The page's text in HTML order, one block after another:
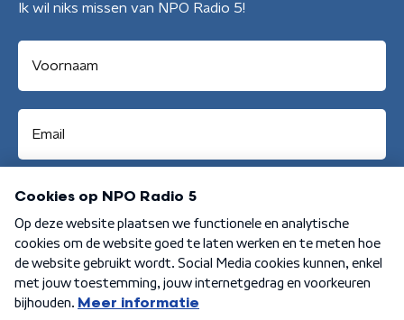
Ik wil niks missen van NPO Radio 5!
Aanmelden
Algemene voorwaarden